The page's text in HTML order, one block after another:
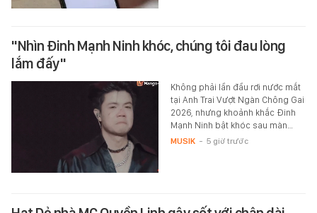
"Nhìn Đinh Mạnh Ninh khóc, chúng tôi đau lòng
lắm đấy"
Không phải lần đầu rơi nước mắt
tại Anh Trai Vượt Ngàn Chông Gai
2026, nhưng khoảnh khắc Đinh
Mạnh Ninh bật khóc sau màn…
MUSIK - 5 giờ trước